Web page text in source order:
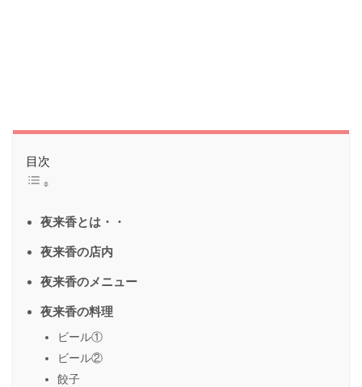
目次
夜来香とは・・
夜来香の店内
夜来香のメニュー
夜来香の料理
ビール①
ビール②
餃子